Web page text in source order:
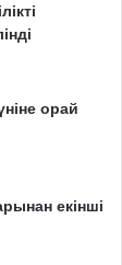
орай
екінші